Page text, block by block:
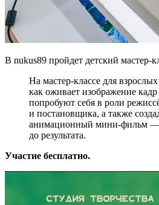
В nukus89 пройдет детский мастер-
На мастер-классе для
как оживает изображение кадр
попробуют себя в роли
и постановщика, а также
анимационный мини-фильм —
до результата.
Участие бесплатно.